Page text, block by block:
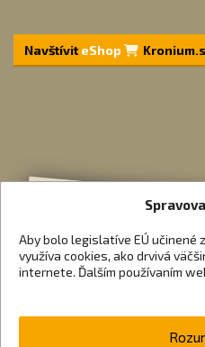
Aby bolo legislatíve EÚ
využíva cookies, ako drvivá
internete. Ďalším používaním
NavštíviteShop